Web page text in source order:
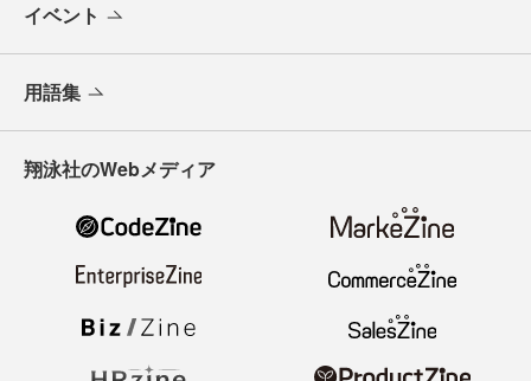
イベント
用語集
翔泳社のWebメディア